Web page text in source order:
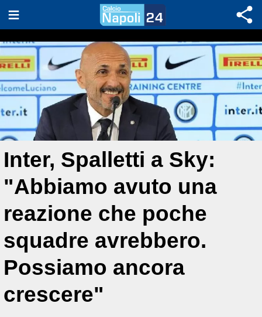
Inter, Spalletti a Sky:
"Abbiamo avuto una
reazione che poche
squadre avrebbero.
Possiamo ancora
crescere"